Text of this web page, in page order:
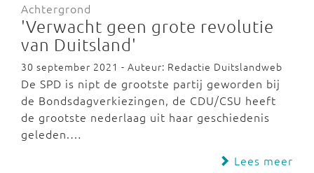
Achtergrond
'Verwacht geen grote revolutie
van Duitsland'
30 september 2021 - Auteur: Redactie Duitslandweb
De SPD is nipt de grootste partij geworden bij
de Bondsdagverkiezingen, de CDU/CSU heeft
de grootste nederlaag uit haar geschiedenis
geleden.…
Lees meer